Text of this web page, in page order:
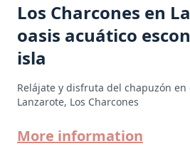
Los Charcones en
oasis acuático
isla
Relájate y disfruta del chapuzón
Lanzarote, Los Charcones
More information